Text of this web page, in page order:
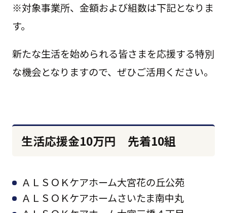
※対象事業所、金額および組数は下記となりま
す。
新たな生活を始められる皆さまを応援する特別
な機会となりますので、ぜひご活用ください。
生活応援金10万円 先着10組
ＡＬＳＯＫケアホーム大宮花の丘公苑
ＡＬＳＯＫケアホームさいたま南中丸